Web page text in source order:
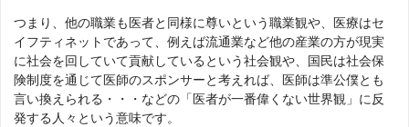
つまり、他の職業も医者と同様に尊いという職業観や、医療はセ
イフティネットであって、例えば流通業など他の産業の方が現実
に社会を回していて貢献しているという社会観や、国民は社会保
険制度を通じて医師のスポンサーと考えれば、医師は準公僕とも
言い換えられる・・・などの「医者が一番偉くない世界観」に反
発する人々という意味です。